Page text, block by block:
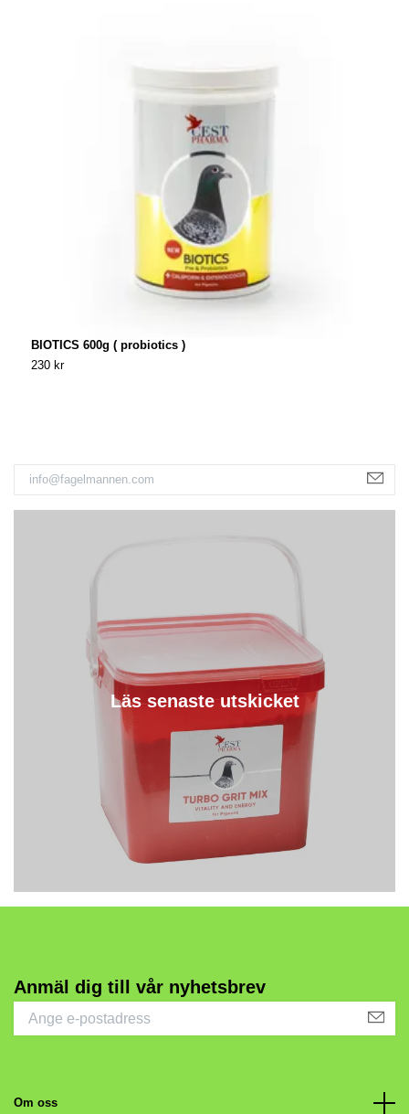
Läs senaste utskicket
BIOTICS 600g ( probiotics )
230 kr
Anmäl dig till vår nyhetsbrev
Om oss